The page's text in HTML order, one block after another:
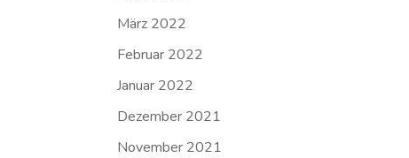
März 2022
Februar 2022
Januar 2022
Dezember 2021
November 2021